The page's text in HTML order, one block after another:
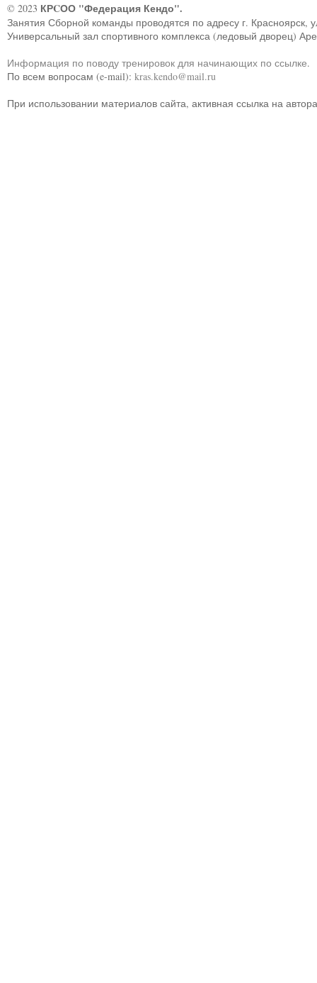
© 2023 КРCОО "Федерация Кендо".
Занятия Сборной команды проводятся по адресу г. Красноярск,
Универсальный зал спортивного комплекса (ледовый дворец)
Информация по поводу тренировок для начинающих по ссылке.
По всем вопросам (e-mail): kras.kendo@mail.ru
При использовании материалов сайта, активная ссылка на